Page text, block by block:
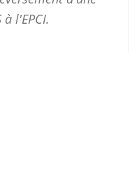
l'EPCI.